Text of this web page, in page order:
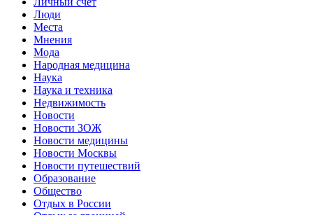
Люди
Места
Мнения
Мода
Народная медицина
Наука
Наука и техника
Недвижимость
Новости
Новости ЗОЖ
Новости медицины
Новости Москвы
Новости путешествий
Образование
Общество
Отдых в России